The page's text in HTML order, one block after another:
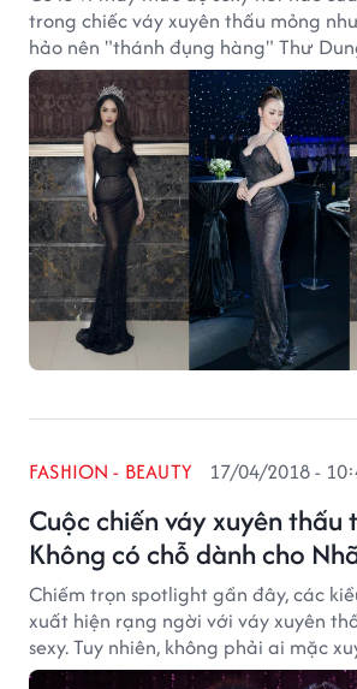
trong chiếc váy xuyên thấu mỏng
hảo nên "thánh đụng hàng" Thư
đàn chị diện lại trong một sự kiện
Cuộc chiến váy xuyên thấu
Không có chỗ dành cho
FASHION - BEAUTY 17/04/2018 -
Chiếm trọn spotlight gần đây, các
xuất hiện rạng ngời với váy xuyên
sexy. Tuy nhiên, không phải ai mặc
đẹp.